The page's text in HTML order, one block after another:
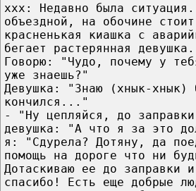
xxx: Недавно была
объездной, на обочине
красненькая киашка с
бегает растерянная
Говорю: "Чудо, почему у
уже знаешь?"
Девушка: "Знаю (хнык-хнык)
кончился..."
- "Ну цепляйся, до
девушка: "А что я за это
я: "Сдурела? Дотяну, да
помощь на дороге что ни
Дотаскиваю ее до заправки
спасибо! Есть еще добрые